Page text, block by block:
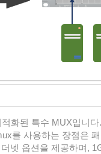
적화된 특수 MUX입니다.
를 사용하는 장점은
넷 옵션을 제공하며,